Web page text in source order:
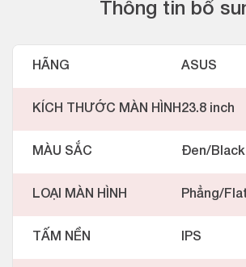
Thông tin bổ
HÃNG ASUS
KÍCH THƯỚC MÀN HÌNH 23.8 inch
MÀU SẮC Đen/Black
LOẠI MÀN HÌNH Phẳng/
TẤM NỀN IPS